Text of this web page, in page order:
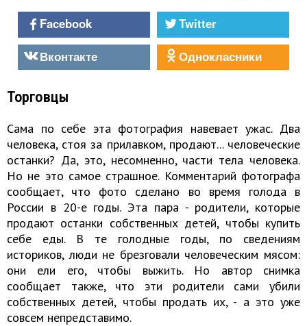
Facebook
Twitter
Вконтакте
Однокласники
Торговцы
Сама по себе эта фотография навевает ужас. Два
человека, стоя за прилавком, продают... человеческие
останки? Да, это, несомненно, части тела человека.
Но не это самое страшное. Комментарий фотографа
сообщает, что фото сделано во время голода в
России в 20-е годы. Эта пара - родители, которые
продают останки собственных детей, чтобы купить
себе еды. В те голодные годы, по сведениям
историков, люди не брезговали человеческим мясом:
они ели его, чтобы выжить. Но автор снимка
сообщает также, что эти родители сами убили
собственных детей, чтобы продать их, - а это уже
совсем непредставимо.